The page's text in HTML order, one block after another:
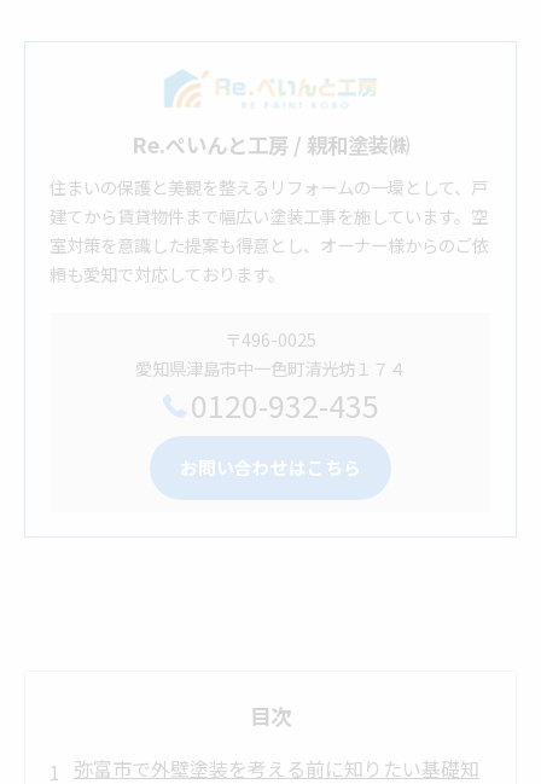
Re.ぺいんと工房 / 親和塗装㈱
住まいの保護と美観を整えるリフォームの一環として、戸
建てから賃貸物件まで幅広い塗装工事を施しています。空
室対策を意識した提案も得意とし、オーナー様からのご依
頼も愛知で対応しております。
〒496-0025
愛知県津島市中一色町清光坊１７４
0120-932-435
お問い合わせはこちら
目次
弥富市で外壁塗装を考える前に知りたい基礎知